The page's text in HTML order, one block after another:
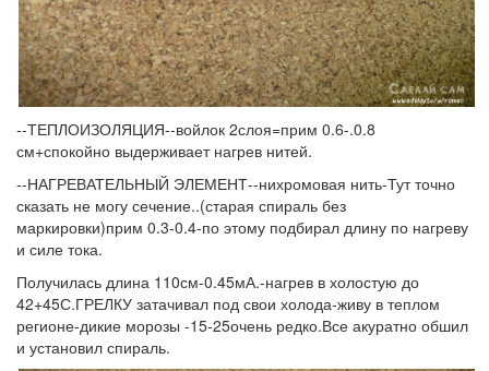
--ТЕПЛОИЗОЛЯЦИЯ--войлок 2слоя=прим 0.6-.0.8
см+спокойно выдерживает нагрев нитей.
--НАГРЕВАТЕЛЬНЫЙ ЭЛЕМЕНТ--нихромовая нить-Тут точно
сказать не могу сечение..(старая спираль без
маркировки)прим 0.3-0.4-по этому подбирал длину по нагреву
и силе тока.
Получилась длина 110см-0.45мА.-нагрев в холостую до
42+45С.ГРЕЛКУ затачивал под свои холода-живу в теплом
регионе-дикие морозы -15-25очень редко.Все акуратно обшил
и установил спираль.